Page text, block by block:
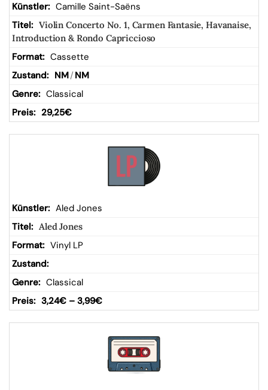
Camille Saint-Saëns
Violin Concerto No. 1, Carmen Fantasie, Havanaise,
Introduction & Rondo Capriccioso
Cassette
NM/ NM
Classical
29,25€
Aled Jones
Aled Jones
Vinyl LP
Classical
3,24€ – 3,99€